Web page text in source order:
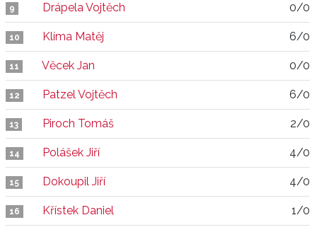
9 Drápela Vojtěch 0/0
10 Klíma Matěj 6/0
11 Věcek Jan 0/0
12 Patzel Vojtěch 6/0
13 Piroch Tomáš 2/0
14 Polášek Jiří 4/0
15 Dokoupil Jiří 4/0
16 Křístek Daniel 1/0